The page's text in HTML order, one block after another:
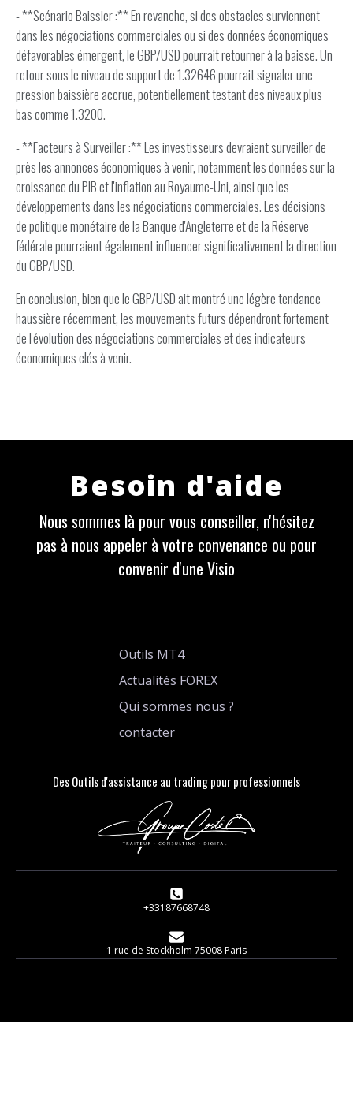
- **Scénario Baissier :** En revanche, si des obstacles surviennent
dans les négociations commerciales ou si des données économiques
défavorables émergent, le GBP/USD pourrait retourner à la baisse. Un
retour sous le niveau de support de 1.32646 pourrait signaler une
pression baissière accrue, potentiellement testant des niveaux plus
bas comme 1.3200.
- **Facteurs à Surveiller :** Les investisseurs devraient surveiller de
près les annonces économiques à venir, notamment les données sur la
croissance du PIB et l'inflation au Royaume-Uni, ainsi que les
développements dans les négociations commerciales. Les décisions
de politique monétaire de la Banque d'Angleterre et de la Réserve
fédérale pourraient également influencer significativement la direction
du GBP/USD.
En conclusion, bien que le GBP/USD ait montré une légère tendance
haussière récemment, les mouvements futurs dépendront fortement
de l'évolution des négociations commerciales et des indicateurs
économiques clés à venir.
Besoin d'aide
Nous sommes là pour vous conseiller, n'hésitez
pas à nous appeler à votre convenance ou pour
convenir d'une Visio
Outils MT4
Actualités FOREX
Qui sommes nous ?
contacter
Des Outils d'assistance au trading pour professionnels
+33187668748
1 rue de Stockholm 75008 Paris